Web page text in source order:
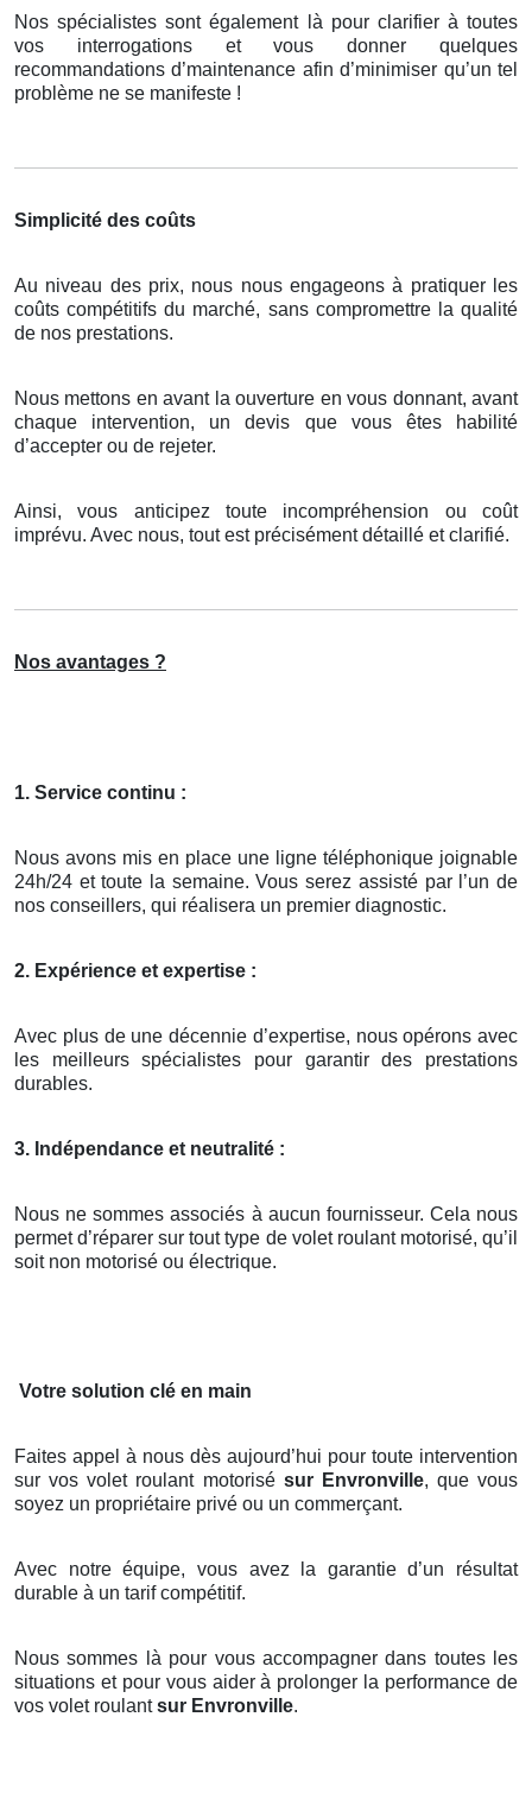
Nos spécialistes sont également là pour clarifier à toutes
vos interrogations et vous donner quelques
recommandations d’maintenance afin d’minimiser qu’un tel
problème ne se manifeste !
Simplicité des coûts
Au niveau des prix, nous nous engageons à pratiquer les
coûts compétitifs du marché, sans compromettre la qualité
de nos prestations.
Nous mettons en avant la ouverture en vous donnant, avant
chaque intervention, un devis que vous êtes habilité
d’accepter ou de rejeter.
Ainsi, vous anticipez toute incompréhension ou coût
imprévu. Avec nous, tout est précisément détaillé et clarifié.
Nos avantages ?
1. Service continu :
Nous avons mis en place une ligne téléphonique joignable
24h/24 et toute la semaine. Vous serez assisté par l’un de
nos conseillers, qui réalisera un premier diagnostic.
2. Expérience et expertise :
Avec plus de une décennie d’expertise, nous opérons avec
les meilleurs spécialistes pour garantir des prestations
durables.
3. Indépendance et neutralité :
Nous ne sommes associés à aucun fournisseur. Cela nous
permet d’réparer sur tout type de volet roulant motorisé, qu’il
soit non motorisé ou électrique.
Votre solution clé en main
Faites appel à nous dès aujourd’hui pour toute intervention
sur vos volet roulant motorisé sur Envronville, que vous
soyez un propriétaire privé ou un commerçant.
Avec notre équipe, vous avez la garantie d’un résultat
durable à un tarif compétitif.
Nous sommes là pour vous accompagner dans toutes les
situations et pour vous aider à prolonger la performance de
vos volet roulantsur Envronville.